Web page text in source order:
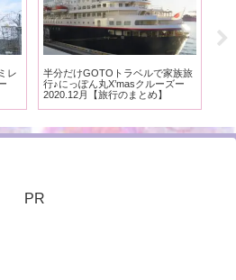
レ
半分だけGOTOトラベルで家族旅
行♪にっぽん丸X’masクルーズー
2020.12月【旅行のまとめ】
PR